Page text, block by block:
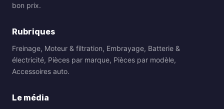
bon prix.
Rubriques
Freinage, Moteur & filtration, Embrayage, Batterie &
électricité, Pièces par marque, Pièces par modèle,
Accessoires auto.
Le média